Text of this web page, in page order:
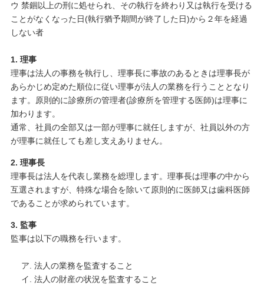
ウ 禁錮以上の刑に処せられ、その執行を終わり又は執行を受ける
ことがなくなった日(執行猶予期間が終了した日)から２年を経過
しない者
1. 理事
理事は法人の事務を執行し、理事長に事故のあるときは理事長が
あらかじめ定めた順位に従い理事が法人の業務を行うこととなり
ます。原則的に診療所の管理者(診療所を管理する医師)は理事に
加わります。
通常、社員の全部又は一部が理事に就任しますが、社員以外の方
が理事に就任しても差し支えありません。
2. 理事長
理事長は法人を代表し業務を総理します。理事長は理事の中から
互選されますが、特殊な場合を除いて原則的に医師又は歯科医師
であることが求められています。
3. 監事
監事は以下の職務を行います。
法人の業務を監査すること
法人の財産の状況を監査すること